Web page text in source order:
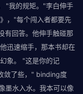
"我的规矩。"李白伸手
，"每个闯入者都要先
有回答。他伸手触碰那
迅速缩手，那本书却在
象。 "这是你的记
敛了些，" binding度
墨水入水。我本可以像